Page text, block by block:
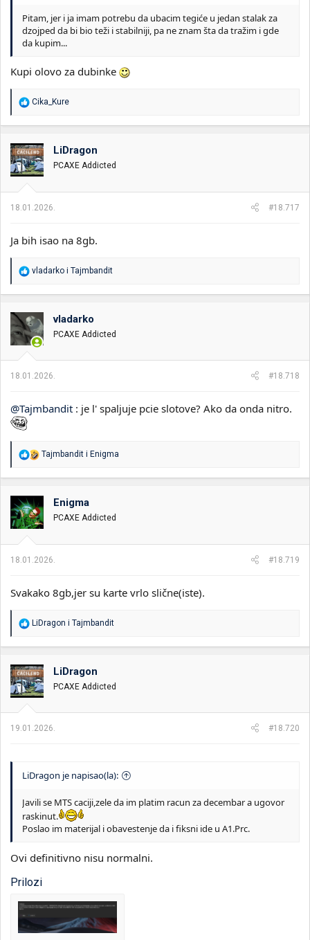
Pitam, jer i ja imam potrebu da ubacim tegiće u jedan stalak za
dzojped da bi bio teži i stabilniji, pa ne znam šta da tražim i gde
da kupim...
Kupi olovo za dubinke
R
a
o
v
a
n
:
Cika_Kure
LiDragon
PCAXE Addicted
18.01.2026. #18.717
Ja bih isao na 8gb.
R
o
v
a
n
:
vladarko i Tajmbandit
vladarko
PCAXE Addicted
18.01.2026. #18.718
@Tajmbandit : je l' spaljuje pcie slotove? Ako da onda nitro.
R
a
o
v
a
n
j
:
Tajmbandit i Enigma
Enigma
PCAXE Addicted
18.01.2026. #18.719
Svakako 8gb,jer su karte vrlo slične(iste).
R
o
v
a
n
:
LiDragon i Tajmbandit
LiDragon
PCAXE Addicted
19.01.2026. #18.720
LiDragon je napisao(la):
Javili se MTS caciji,zele da im platim racun za decembar a ugovor
raskinut.
Poslao im materijal i obavestenje da i fiksni ide u A1.Prc.
Ovi definitivno nisu normalni.
Prilozi